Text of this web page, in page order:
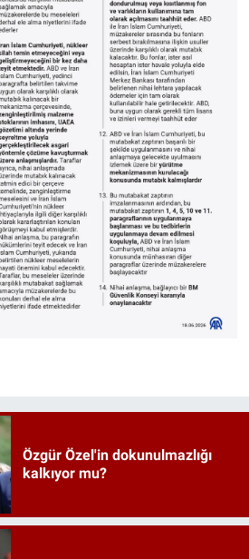
Özgür Özel'in dokunulmazlığı
kalkıyor mu?